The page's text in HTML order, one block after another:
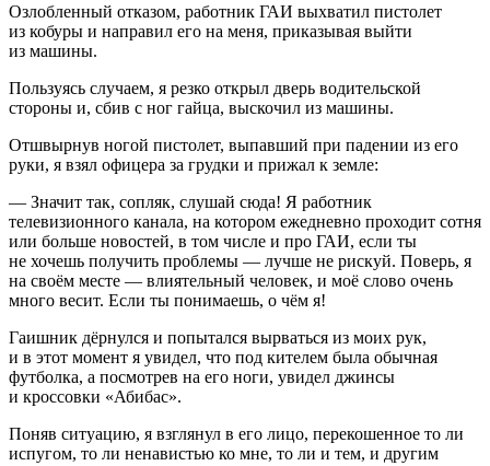
Озлобленный отказом, работник ГАИ выхватил пистолет
из кобуры и направил его на меня, приказывая выйти
из машины.
Пользуясь случаем, я резко открыл дверь водительской
стороны и, сбив с ног гайца, выскочил из машины.
Отшвырнув ногой пистолет, выпавший при падении из его
руки, я взял офицера за грудки и прижал к земле:
— Значит так, сопляк, слушай сюда! Я работник
телевизионного канала, на котором ежедневно проходит сотня
или больше новостей, в том числе и про ГАИ, если ты
не хочешь получить проблемы — лучше не рискуй. Поверь, я
на своём месте — влиятельный человек, и моё слово очень
много весит. Если ты понимаешь, о чём я!
Гаишник дёрнулся и попытался вырваться из моих рук,
и в этот момент я увидел, что под кителем была обычная
футболка, а посмотрев на его ноги, увидел джинсы
и кроссовки «Абибас».
Поняв ситуацию, я взглянул в его лицо, перекошенное то ли
испугом, то ли ненавистью ко мне, то ли и тем, и другим